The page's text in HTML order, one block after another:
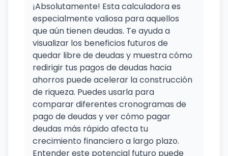
¡Absolutamente! Esta calculadora es
especialmente valiosa para aquellos
que aún tienen deudas. Te ayuda a
visualizar los beneficios futuros de
quedar libre de deudas y muestra cómo
redirigir tus pagos de deudas hacia
ahorros puede acelerar la construcción
de riqueza. Puedes usarla para
comparar diferentes cronogramas de
pago de deudas y ver cómo pagar
deudas más rápido afecta tu
crecimiento financiero a largo plazo.
Entender este potencial futuro puede